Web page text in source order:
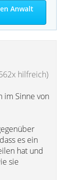
Anwalt
hilfreich)
im Sinne von
es ein
hat und
sie